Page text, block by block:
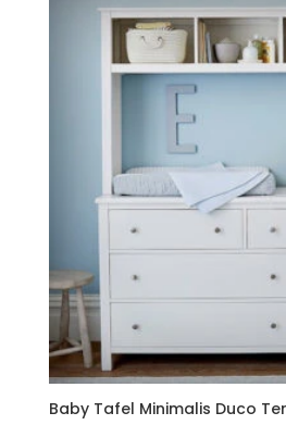
Baby Tafel Minimalis Duco